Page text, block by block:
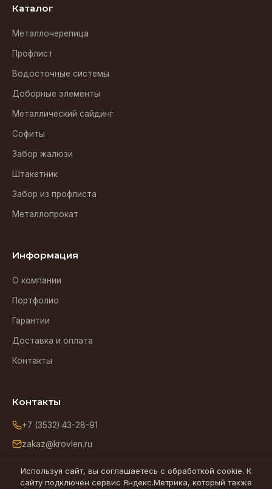
Каталог
Металлочерепица
Профлист
Водосточные системы
Доборные элементы
Металлический сайдинг
Софиты
Забор жалюзи
Штакетник
Забор из профлиста
Металлопрокат
Информация
О компании
Портфолио
Гарантии
Доставка и оплата
Контакты
Контакты
+7 (3532) 43-28-91
zakaz@krovlen.ru
Используя сайт, вы соглашаетесь с обработкой cookie. К
сайту подключён сервис Яндекс.Метрика, который также